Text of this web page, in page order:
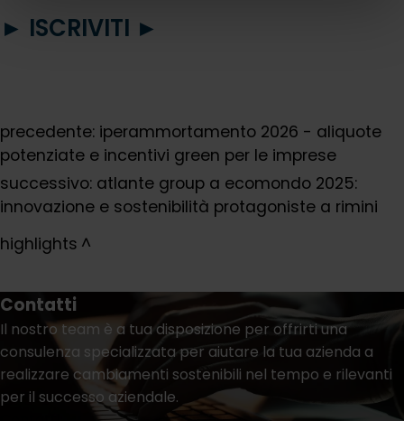
► ISCRIVITI ►
precedente: iperammortamento 2026 - aliquote
potenziate e incentivi green per le imprese
successivo: atlante group a ecomondo 2025:
innovazione e sostenibilità protagoniste a rimini
highlights
Contatti
Il nostro team è a tua disposizione per offrirti una
consulenza specializzata per aiutare la tua azienda a
realizzare cambiamenti sostenibili nel tempo e rilevanti
per il successo aziendale.